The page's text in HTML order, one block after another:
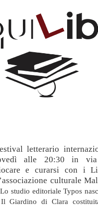
letterario
alle 20:30 in via
e curarsi con i
culturale
Lo studio editoriale Typos
Il Giardino di Clara